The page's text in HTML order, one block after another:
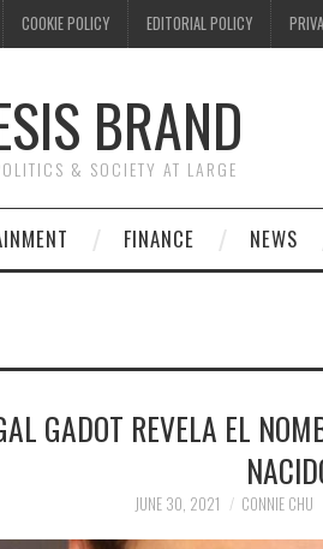
COOKIE POLICY EDITORIAL POLICY
BRAND
& SOCIETY AT LARGE
FINANCE NEWS
GADOT REVELA EL
JUNE 30, 2021 CONNIE CHU